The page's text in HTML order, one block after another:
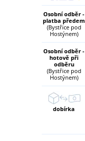
Osobní odběr -
platba předem
(Bystřice pod
Hostýnem)
Osobní odběr -
hotově při
odběru
(Bystřice pod
Hostýnem)
dobírka